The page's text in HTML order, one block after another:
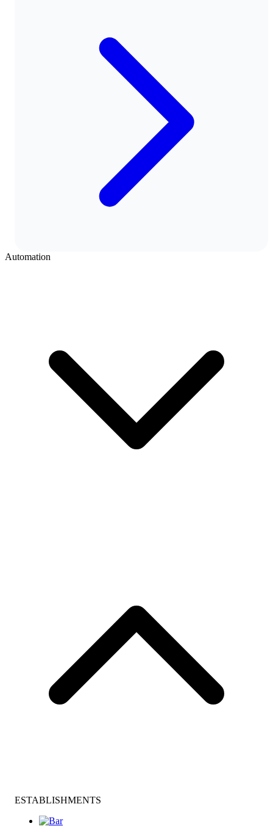
Automation
ESTABLISHMENTS